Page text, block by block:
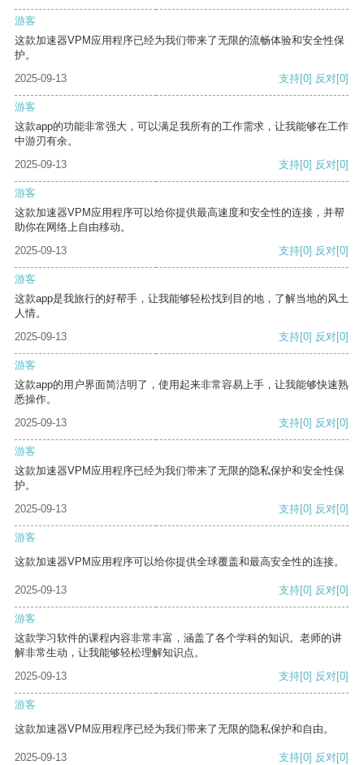
游客
这款加速器VPM应用程序已经为我们带来了无限的流畅体验和安全性保
护。
2025-09-13
支持[0] 反对[0]
游客
这款app的功能非常强大，可以满足我所有的工作需求，让我能够在工作
中游刃有余。
2025-09-13
支持[0] 反对[0]
游客
这款加速器VPM应用程序可以给你提供最高速度和安全性的连接，并帮
助你在网络上自由移动。
2025-09-13
支持[0] 反对[0]
游客
这款app是我旅行的好帮手，让我能够轻松找到目的地，了解当地的风土
人情。
2025-09-13
支持[0] 反对[0]
游客
这款app的用户界面简洁明了，使用起来非常容易上手，让我能够快速熟
悉操作。
2025-09-13
支持[0] 反对[0]
游客
这款加速器VPM应用程序已经为我们带来了无限的隐私保护和安全性保
护。
2025-09-13
支持[0] 反对[0]
游客
这款加速器VPM应用程序可以给你提供全球覆盖和最高安全性的连接。
2025-09-13 支持[0] 反对[0]
游客
这款学习软件的课程内容非常丰富，涵盖了各个学科的知识。老师的讲
解非常生动，让我能够轻松理解知识点。
2025-09-13
支持[0] 反对[0]
游客
这款加速器VPM应用程序已经为我们带来了无限的隐私保护和自由。
2025-09-13 支持[0] 反对[0]